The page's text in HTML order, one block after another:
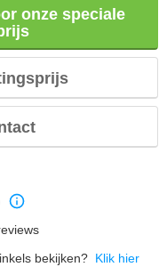
onze speciale
bekijken? Klik hier